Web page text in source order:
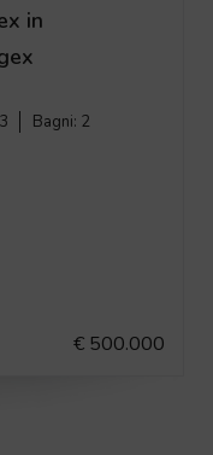
in
4 Bagni:2
€ 529.000